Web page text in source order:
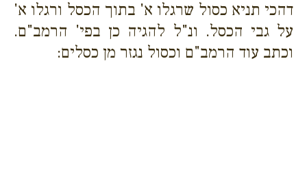
דהכי תניא כסול שרגלו א' בתוך הכסל ורגלו א'
על גבי הכסל. ונ"ל להגיה כן בפי' הרמב"ם.
וכתב עוד הרמב"ם וכסול נגזר מן כסלים: